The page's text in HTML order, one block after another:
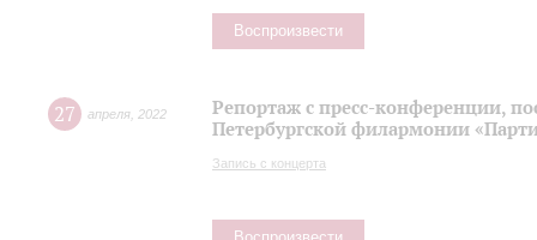
Воспроизвести
27 апреля 2022
Репортаж с пресс-конференции,
Петербургской филармонии
Запись с концерта